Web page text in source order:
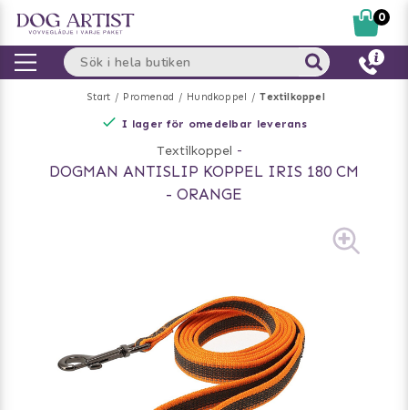
Start Promenad Hundkoppel Textilkoppel
I lager för omedelbar leverans
Textilkoppel -
DOGMAN ANTISLIP KOPPEL IRIS 180 CM
- ORANGE
0